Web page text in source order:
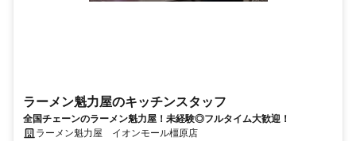
ラーメン魁力屋のキッチンスタッフ
全国チェーンのラーメン魁力屋！未経験◎フルタイム大歓迎！
ラーメン魁力屋 イオンモール橿原店